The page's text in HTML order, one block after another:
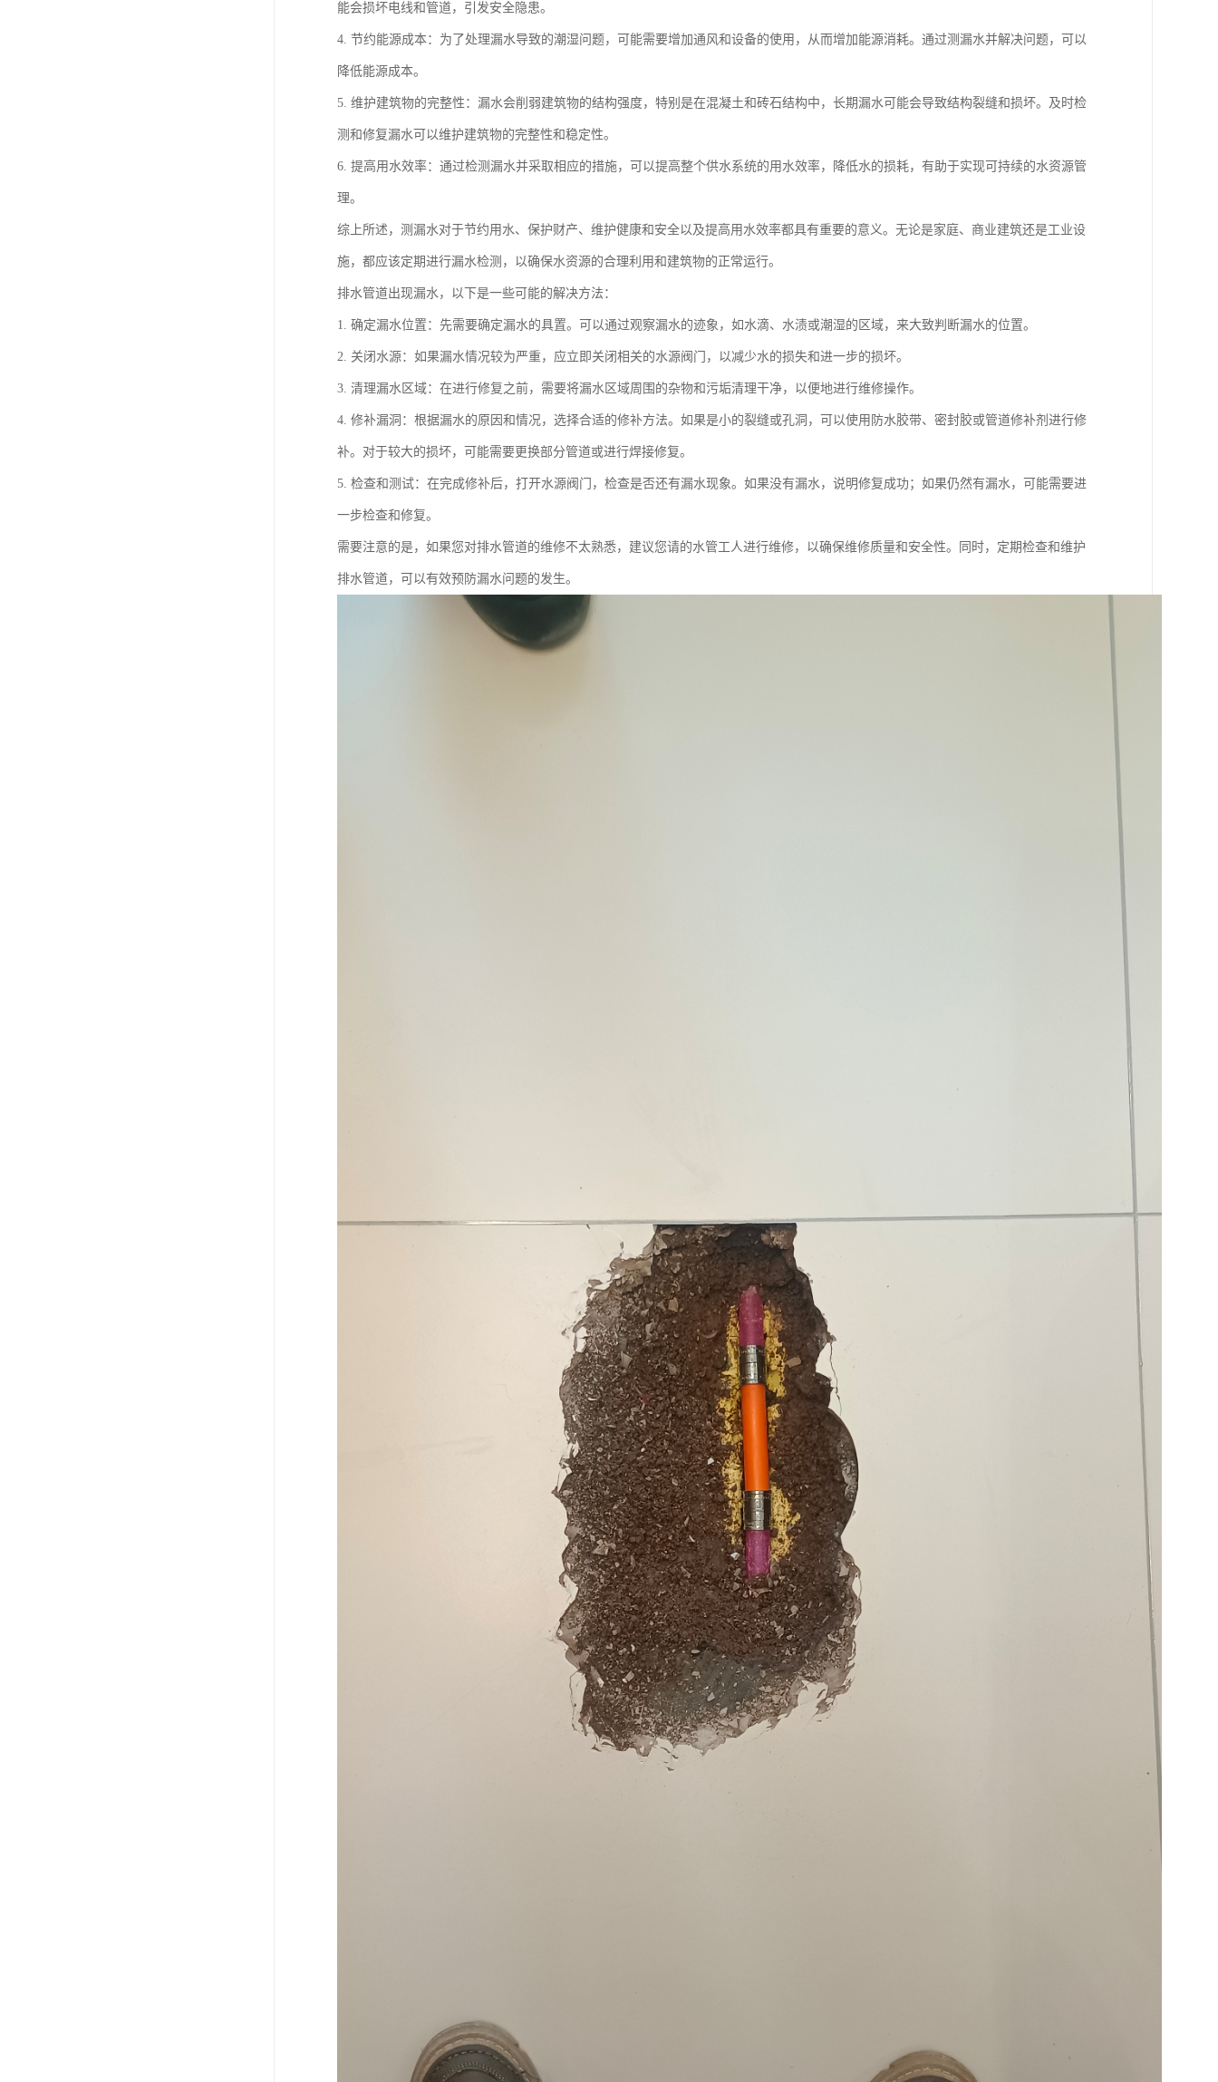
能会损坏电线和管道，引发安全隐患。
4. 节约能源成本：为了处理漏水导致的潮湿问题，可能需要增加通风和设备的使用，从而增加能源消耗。通过测漏水并解决问题，可以
降低能源成本。
5. 维护建筑物的完整性：漏水会削弱建筑物的结构强度，特别是在混凝土和砖石结构中，长期漏水可能会导致结构裂缝和损坏。及时检
测和修复漏水可以维护建筑物的完整性和稳定性。
6. 提高用水效率：通过检测漏水并采取相应的措施，可以提高整个供水系统的用水效率，降低水的损耗，有助于实现可持续的水资源管
理。
综上所述，测漏水对于节约用水、保护财产、维护健康和安全以及提高用水效率都具有重要的意义。无论是家庭、商业建筑还是工业设
施，都应该定期进行漏水检测，以确保水资源的合理利用和建筑物的正常运行。
排水管道出现漏水，以下是一些可能的解决方法：
1. 确定漏水位置：先需要确定漏水的具置。可以通过观察漏水的迹象，如水滴、水渍或潮湿的区域，来大致判断漏水的位置。
2. 关闭水源：如果漏水情况较为严重，应立即关闭相关的水源阀门，以减少水的损失和进一步的损坏。
3. 清理漏水区域：在进行修复之前，需要将漏水区域周围的杂物和污垢清理干净，以便地进行维修操作。
4. 修补漏洞：根据漏水的原因和情况，选择合适的修补方法。如果是小的裂缝或孔洞，可以使用防水胶带、密封胶或管道修补剂进行修
补。对于较大的损坏，可能需要更换部分管道或进行焊接修复。
5. 检查和测试：在完成修补后，打开水源阀门，检查是否还有漏水现象。如果没有漏水，说明修复成功；如果仍然有漏水，可能需要进
一步检查和修复。
需要注意的是，如果您对排水管道的维修不太熟悉，建议您请的水管工人进行维修，以确保维修质量和安全性。同时，定期检查和维护
排水管道，可以有效预防漏水问题的发生。